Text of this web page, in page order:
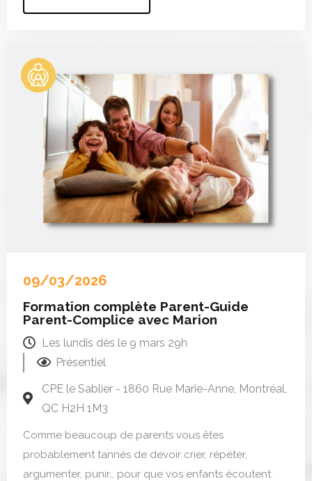
09/03/2026
Formation complète Parent-Guide
Parent-Complice avec Marion
Les lundis dès le 9 mars 29h
Présentiel
CPE le Sablier - 1860 Rue Marie-Anne, Montréal,
QC H2H 1M3
Comme beaucoup de parents vous êtes
probablement tannés de devoir crier, répéter,
argumenter, punir… pour que vos enfants écoutent.